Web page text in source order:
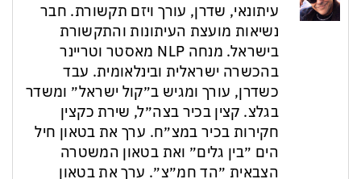
עיתונאי, שדרן, עורך ויזם תקשורת. חבר
נשיאות מועצת העיתונות והתקשורת
בישראל. מנחה NLP מאסטר וטריינר
בהכשרה ישראלית ובינלאומית. עבד
כשדרן, עורך ומגיש ב״קול ישראל״ ומשדר
בגלצ. קצין בכיר בצה״ל, שירת כקצין
חקירות בכיר במצ״ח. ערך את בטאון חיל
הים ״בין גלים״ ואת בטאון המשטרה
הצבאית ״הד חמ״צ״. ערך את בטאון